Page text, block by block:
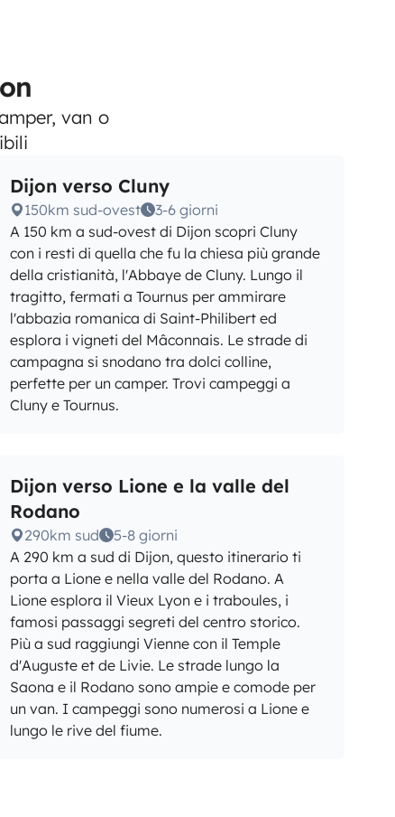
van o
Dijon verso Cluny
150km sud-ovest
3-6 giorni
A 150 km a sud-ovest di Dijon scopri Cluny
con i resti di quella che fu la chiesa più grande
della cristianità, l'Abbaye de Cluny. Lungo il
tragitto, fermati a Tournus per ammirare
l'abbazia romanica di Saint-Philibert ed
esplora i vigneti del Mâconnais. Le strade di
campagna si snodano tra dolci colline,
perfette per un camper. Trovi campeggi a
Cluny e Tournus.
Dijon verso Lione e la valle del
Rodano
290km sud
5-8 giorni
A 290 km a sud di Dijon, questo itinerario ti
porta a Lione e nella valle del Rodano. A
Lione esplora il Vieux Lyon e i traboules, i
famosi passaggi segreti del centro storico.
Più a sud raggiungi Vienne con il Temple
d'Auguste et de Livie. Le strade lungo la
Saona e il Rodano sono ampie e comode per
un van. I campeggi sono numerosi a Lione e
lungo le rive del fiume.